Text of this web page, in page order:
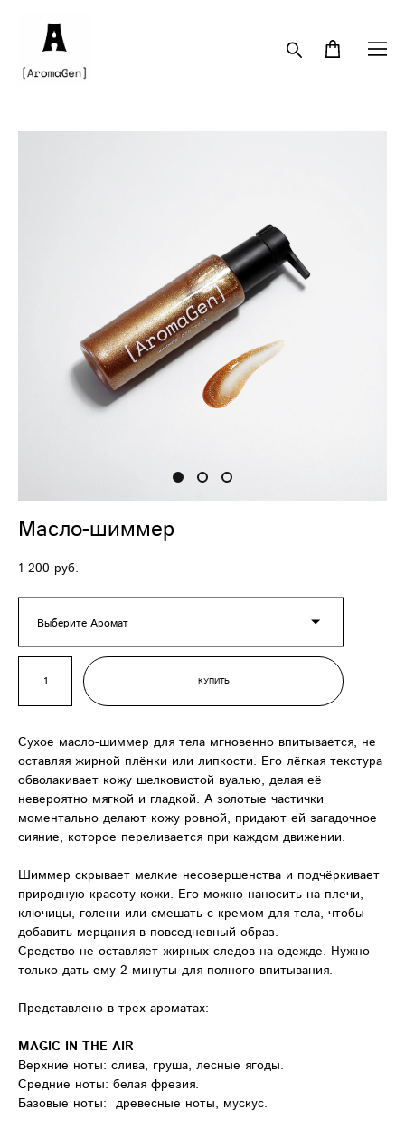
Масло-шиммер
1 200 pуб.
Выберите Аромат
КУПИТЬ
Сухое масло-шиммер для тела мгновенно впитывается, не
оставляя жирной плёнки или липкости. Его лёгкая текстура
обволакивает кожу шелковистой вуалью, делая её
невероятно мягкой и гладкой. А золотые частички
моментально делают кожу ровной, придают ей загадочное
сияние, которое переливается при каждом движении.
Шиммер скрывает мелкие несовершенства и подчёркивает
природную красоту кожи. Его можно наносить на плечи,
ключицы, голени или смешать с кремом для тела, чтобы
добавить мерцания в повседневный образ.
Средство не оставляет жирных следов на одежде. Нужно
только дать ему 2 минуты для полного впитывания.
Представлено в трех ароматах:
MAGIC IN THE AIR
Верхние ноты: слива, груша, лесные ягоды.
Средние ноты: белая фрезия.
Базовые ноты: древесные ноты, мускус.